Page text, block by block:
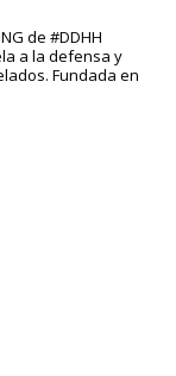
de #DDHH
a la defensa y
Fundada en